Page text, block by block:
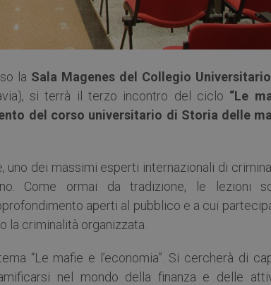
la Sala Magenes del Collegio
si terrà il terzo incontro del ciclo “Le
del corso universitario di Storia delle
uno dei massimi esperti internazionali di
Come ormai da tradizione, le lezioni
aperti al pubblico e a cui
la criminalità organizzata.
“Le mafie e l’economia”. Si cercherà di
nel mondo della finanza e delle